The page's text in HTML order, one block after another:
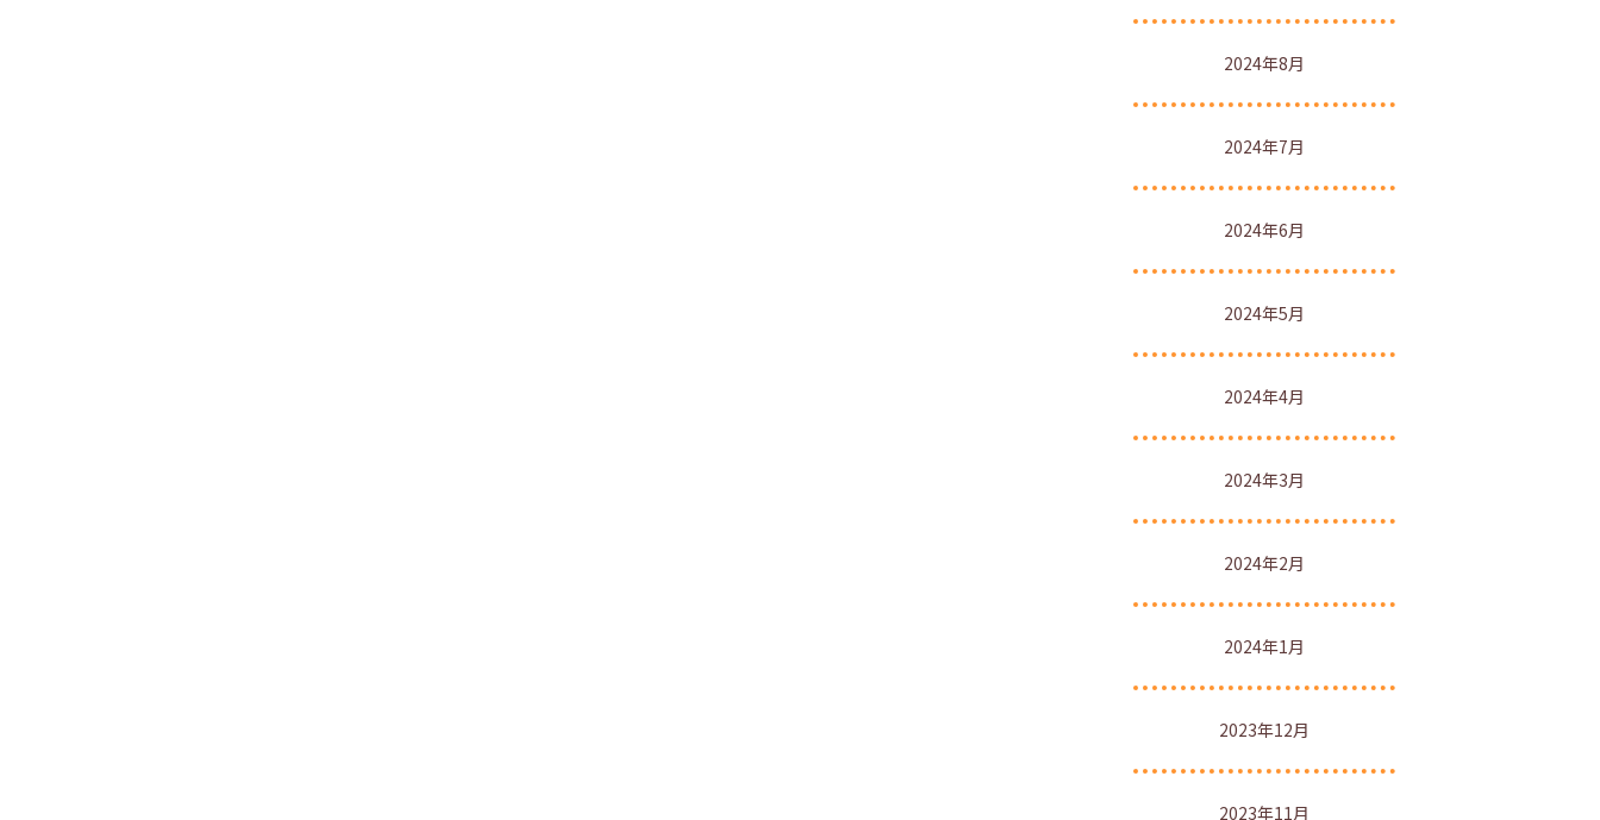
2024年8月
2024年7月
2024年6月
2024年5月
2024年4月
2024年3月
2024年2月
2024年1月
2023年12月
2023年11月